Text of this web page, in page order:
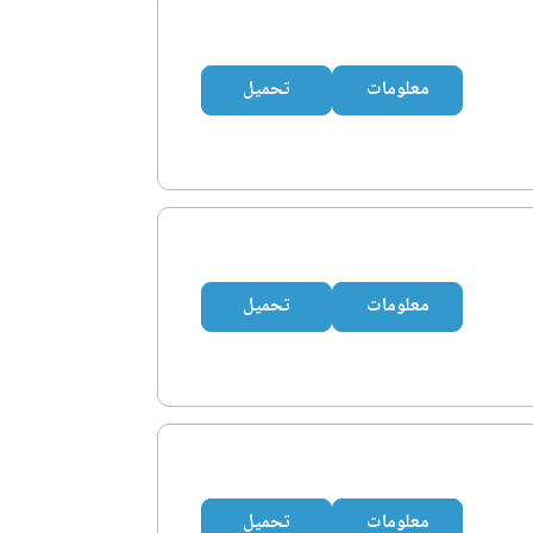
معلومات تحميل
معلومات تحميل
معلومات تحميل